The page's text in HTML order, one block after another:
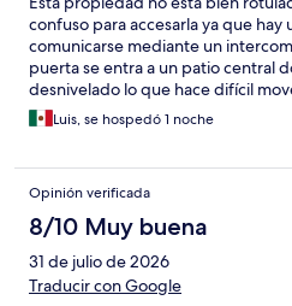
confuso para accesarla ya que
comunicarse mediante un
puerta se entra a un patio central
desnivelado lo que hace difícil
subir 2 pisos por escaleras para
Luis, se hospedó 1 noche
Opinión verificada
8/10 Muy buena
31 de julio de 2026
Traducir con Google